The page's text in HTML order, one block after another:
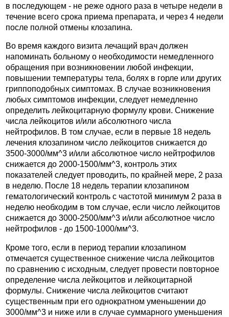
в последующем - не реже одного раза в четыре недели в
течение всего срока приема препарата, и через 4 недели
после полной отмены клозапина.
Во время каждого визита лечащий врач должен
напоминать больному о необходимости немедленного
обращения при возникновении любой инфекции,
повышении температуры тела, болях в горле или других
гриппоподобных симптомах. В случае возникновения
любых симптомов инфекции, следует немедленно
определить лейкоцитарную формулу крови. Снижение
числа лейкоцитов и/или абсолютного числа
нейтрофилов. В том случае, если в первые 18 недель
лечения клозапином число лейкоцитов снижается до
3500-3000/мм^3 и/или абсолютное число нейтрофилов
снижается до 2000-1500/мм^3, контроль этих
показателей следует проводить, по крайней мере, 2 раза
в неделю. После 18 недель терапии клозапином
гематологический контроль с частотой минимум 2 раза в
неделю необходим в том случае, если число лейкоцитов
снижается до 3000-2500/мм^3 и/или абсолютное число
нейтрофилов - до 1500-1000/мм^3.
Кроме того, если в период терапии клозапином
отмечается существенное снижение числа лейкоцитов
по сравнению с исходным, следует провести повторное
определение числа лейкоцитов и лейкоцитарной
формулы. Снижение числа лейкоцитов считают
существенным при его однократном уменьшении до
3000/мм^3 и ниже или в случае суммарного уменьшения